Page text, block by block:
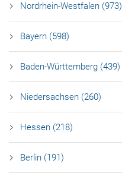
Nordrhein-Westfalen (973)
Bayern (598)
Baden-Württemberg (439)
Niedersachsen (260)
Hessen (218)
Berlin (191)